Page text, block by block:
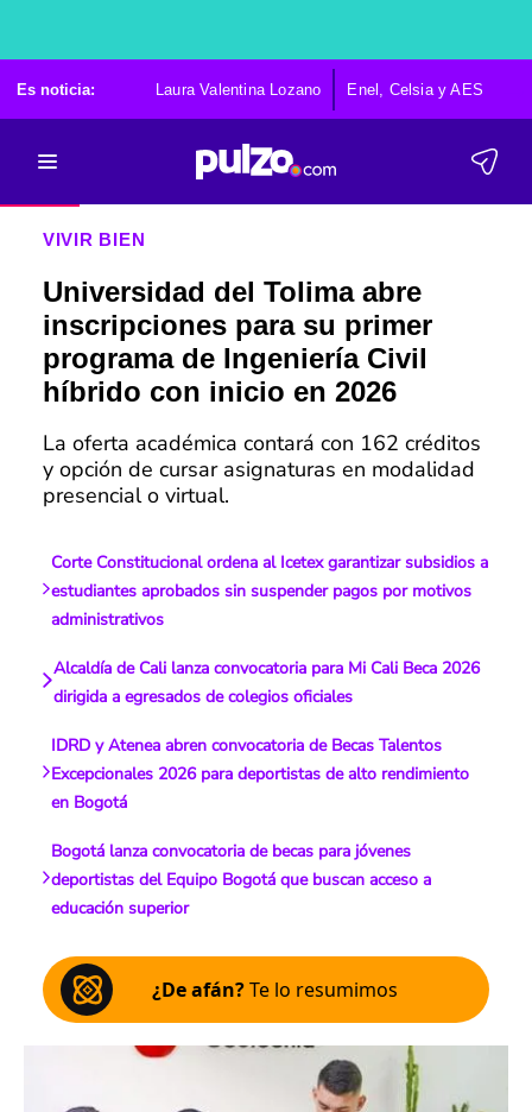
Es noticia: Laura Valentina Lozano Enel, Celsia y AES
VIVIR BIEN
Universidad del Tolima abre
inscripciones para su primer
programa de Ingeniería Civil
híbrido con inicio en 2026
La oferta académica contará con 162 créditos
y opción de cursar asignaturas en modalidad
presencial o virtual.
Corte Constitucional ordena al Icetex garantizar subsidios a
estudiantes aprobados sin suspender pagos por motivos
administrativos
Alcaldía de Cali lanza convocatoria para Mi Cali Beca 2026
dirigida a egresados de colegios oficiales
IDRD y Atenea abren convocatoria de Becas Talentos
Excepcionales 2026 para deportistas de alto rendimiento
en Bogotá
Bogotá lanza convocatoria de becas para jóvenes
deportistas del Equipo Bogotá que buscan acceso a
educación superior
¿De afán?Te lo resumimos